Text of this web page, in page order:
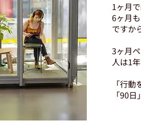
1ヶ月
6ヶ月
ですか
3ヶ月
人は1
「行
「90